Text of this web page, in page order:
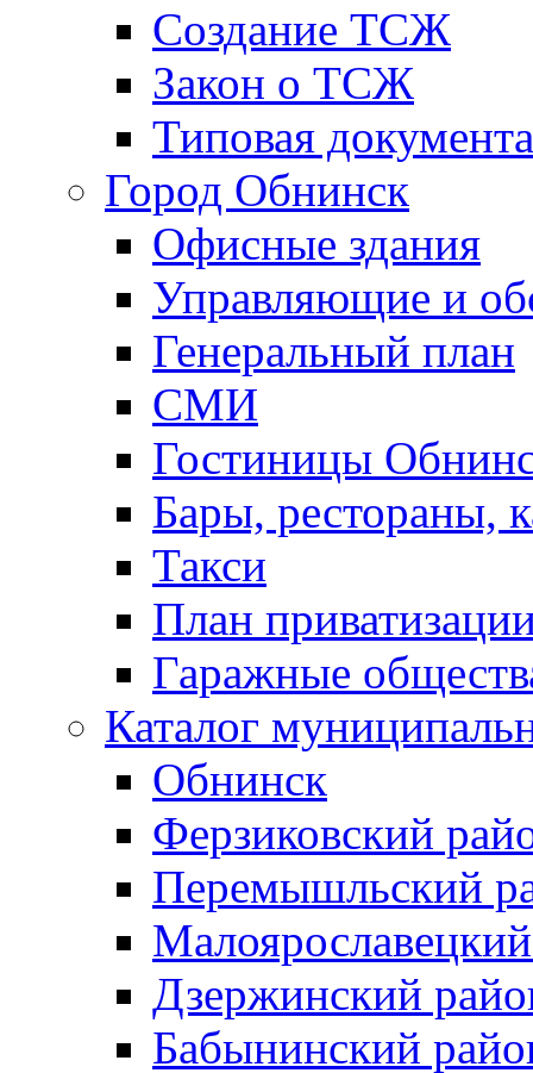
Создание ТСЖ
Закон о ТСЖ
Типовая
Город Обнинск
Офисные здания
Управляющие и
Генеральный план
СМИ
Гостиницы
Бары, рестораны,
Такси
План
Гаражные
Каталог
Обнинск
Ферзиковский
Перемышльский
Дзержинский
Бабынинский